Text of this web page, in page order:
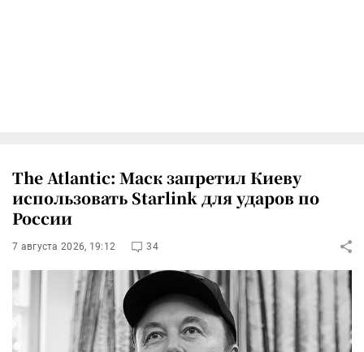
The Atlantic: Маск запретил Киеву
использовать Starlink для ударов по
России
7 августа 2026, 19:12 34